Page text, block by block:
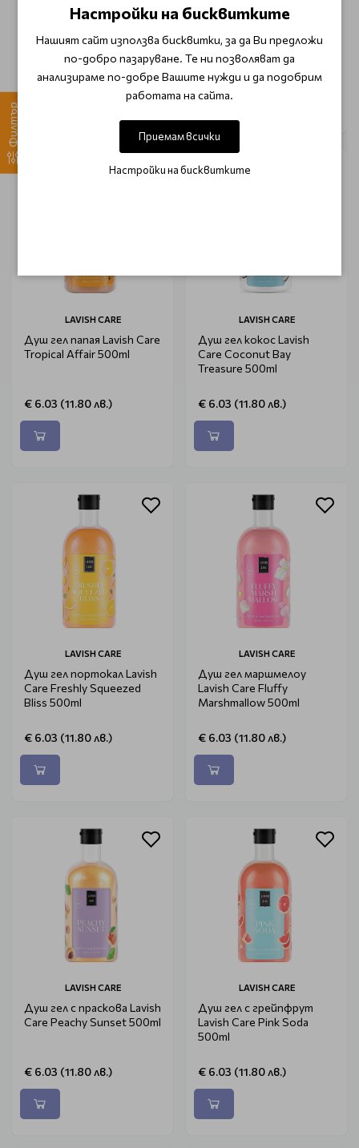
Филтър
€ 33.75 (66.00 лв.)
500ml
€ 6.03 (11.80 лв.)
LAVISH CARE
Душ гел папая Lavish Care
Tropical Affair 500ml
€ 6.03 (11.80 лв.)
LAVISH CARE
Душ гел кокос Lavish
Care Coconut Bay
Treasure 500ml
€ 6.03 (11.80 лв.)
LAVISH CARE
Душ гел портокал Lavish
Care Freshly Squeezed
Bliss 500ml
€ 6.03 (11.80 лв.)
LAVISH CARE
Душ гел маршмелоу
Lavish Care Fluffy
Marshmallow 500ml
€ 6.03 (11.80 лв.)
LAVISH CARE
Душ гел с праскова Lavish
Care Peachy Sunset 500ml
€ 6.03 (11.80 лв.)
LAVISH CARE
Душ гел с грейпфрут
Lavish Care Pink Soda
500ml
€ 6.03 (11.80 лв.)
Настройки на бисквитките
Нашият сайт използва бисквитки, за да Ви предложи
по-добро пазаруване. Те ни позволяват да
анализираме по-добре Вашите нужди и да подобрим
работата на сайта.
Приемам всички
Настройки на бисквитките